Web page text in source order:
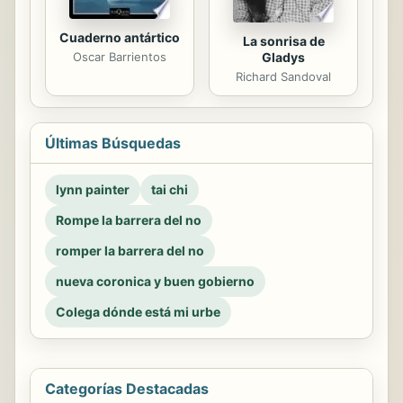
Cuaderno antártico
Oscar Barrientos
La sonrisa de
Gladys
Richard Sandoval
Últimas Búsquedas
lynn painter
tai chi
Rompe la barrera del no
romper la barrera del no
nueva coronica y buen gobierno
Colega dónde está mi urbe
Categorías Destacadas